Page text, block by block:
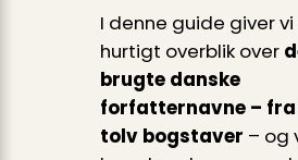
I denne guide giver
hurtigt overblik over
brugte danske
forfatternavne –
tolv bogstaver – og